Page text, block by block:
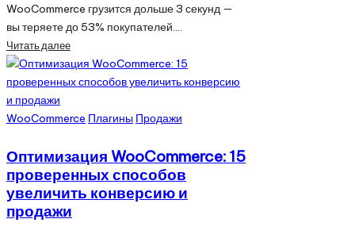
WooCommerce грузится дольше 3 секунд —
вы теряете до 53% покупателей.…
Читать далее
Опубликовано
WooCommerce Плагины Продажи
Оптимизация WooCommerce: 15
проверенных способов
увеличить конверсию и
продажи